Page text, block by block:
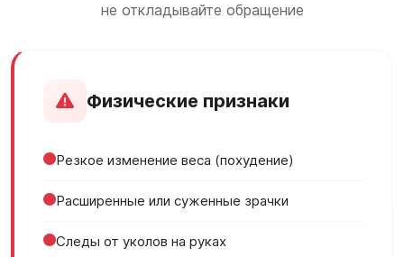
не откладывайте обращение
Физические признаки
Резкое изменение веса (похудение)
Расширенные или суженные зрачки
Следы от уколов на руках